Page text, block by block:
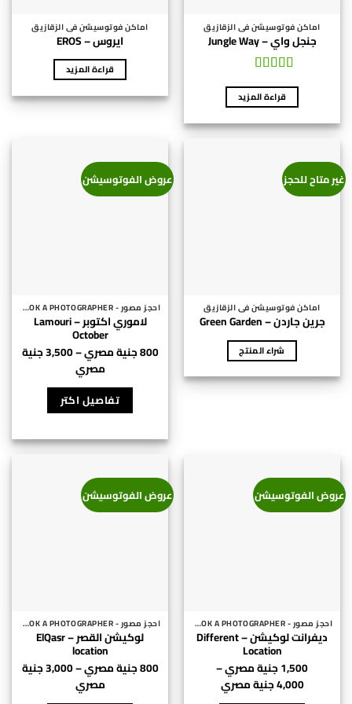
اماكن فوتوسيشن فى الزقازيق
جنجل واي – Jungle Way
من 5
قراءة المزيد
اماكن فوتوسيشن فى الزقازيق
ايروس – EROS
قراءة المزيد
غير متاح للحجز
اماكن فوتوسيشن فى الزقازيق
جرين جاردن – Green Garden
شراء المنتج
عروض الفوتوسيشن
احجز مصور - BOOK A PHOTOGRAPHER
لاموري اكتوبر – Lamouri
October
800جنية مصري–
3,500جنية
مصرينطاق
السعر:
من
⁦800 جنية
خلال
تفاصيل اكتر
هناك
من
المختلفة
عروض الفوتوسيشن
احجز مصور - BOOK A PHOTOGRAPHER
ديفرانت لوكيشن – Different
Location
1,500جنية مصري–
4,000جنية مصرينطاق
عروض الفوتوسيشن
احجز مصور - BOOK A PHOTOGRAPHER
لوكيشن القصر – ElQasr
location
800جنية مصري–
3,000جنية
مصرينطاق